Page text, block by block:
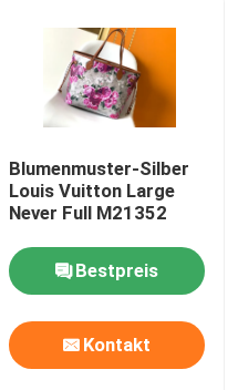
Blumenmuster-Silber
Louis Vuitton Large
Never Full M21352
Bestpreis
Kontakt